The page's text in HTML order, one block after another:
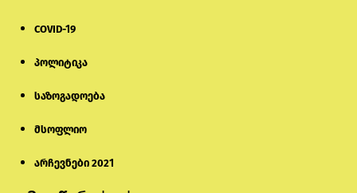
COVID-19
პოლიტიკა
საზოგადოება
მსოფლიო
არჩევნები 2021